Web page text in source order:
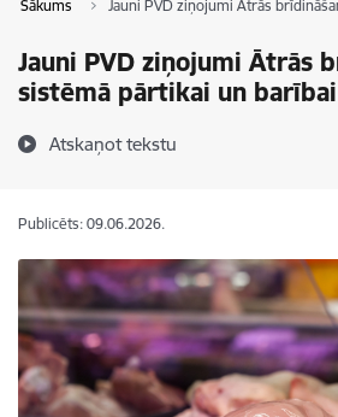
Sākums Jauni PVD ziņojumi Ātrās
Jauni PVD ziņojumi Ātrās
sistēmā pārtikai un barībai
Atskaņot tekstu
Publicēts: 09.06.2026.